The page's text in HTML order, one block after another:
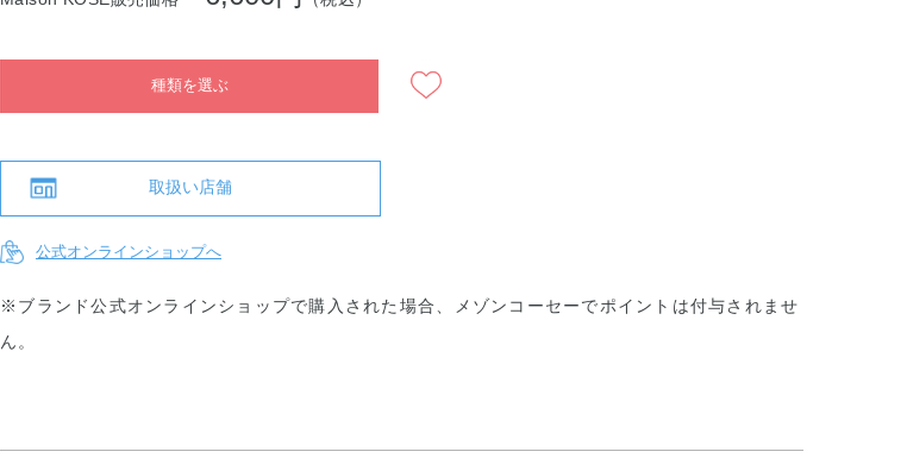
種類を選ぶ
取扱い店舗
公式オンラインショップへ
※ブランド公式オンラインショップで購入された場合、メゾンコーセーでポイントは付与されませ
ん。